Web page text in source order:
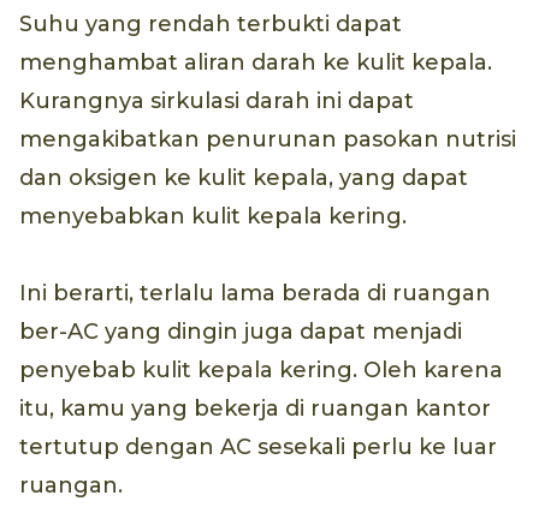
Suhu yang rendah terbukti dapat
menghambat aliran darah ke kulit kepala.
Kurangnya sirkulasi darah ini dapat
mengakibatkan penurunan pasokan nutrisi
dan oksigen ke kulit kepala, yang dapat
menyebabkan kulit kepala kering.
Ini berarti, terlalu lama berada di ruangan
ber-AC yang dingin juga dapat menjadi
penyebab kulit kepala kering. Oleh karena
itu, kamu yang bekerja di ruangan kantor
tertutup dengan AC sesekali perlu ke luar
ruangan.